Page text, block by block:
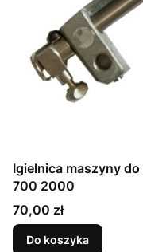
Igielnica maszyny do
700 2000
Cena
70,00 zł
Do koszyka